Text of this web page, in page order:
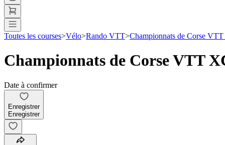
Toutes les courses>Vélo>Rando VTT>Championnats de Corse
Championnats de Corse VTT
Date à confirmer
Enregistrer
Enregistrer